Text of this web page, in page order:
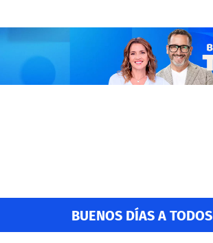
BUENOS DÍAS A TODOS